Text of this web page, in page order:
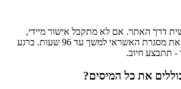
דרך האתר. אם לא מתקבל אישור מיידי,
מערכת שומרת את מסגרת האשראי למשך עד 96 שעות. ברגע
תתבצע חיוב.
את כל המיסים?